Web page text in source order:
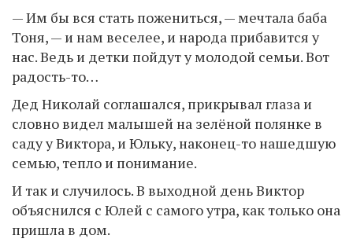
— Им бы вся стать пожениться, — мечтала баба
Тоня, — и нам веселее, и народа прибавится у
нас. Ведь и детки пойдут у молодой семьи. Вот
радость-то…
Дед Николай соглашался, прикрывал глаза и
словно видел малышей на зелёной полянке в
саду у Виктора, и Юльку, наконец-то нашедшую
семью, тепло и понимание.
И так и случилось. В выходной день Виктор
объяснился с Юлей с самого утра, как только она
пришла в дом.